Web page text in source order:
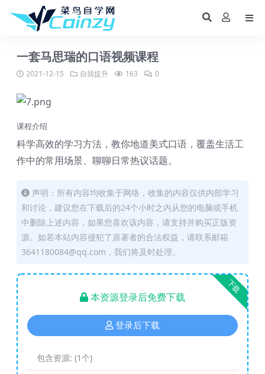
一套马思瑞的口语视频课程
2021-12-15 自我提升 163 0
课程介绍
科学高效的学习方法，教你地道美式口语，覆盖生活工
作中的常用场景、聊聊日常热议话题。
声明：所有内容均收集于网络，收集的内容仅供内部学习
和讨论，建议您在下载后的24个小时之内从您的电脑或手机
中删除上述内容，如果您喜欢该内容，请支持并购买正版资
源。如若本站内容侵犯了原著者的合法权益，请联系邮箱
3641180084@qq.com，我们将及时处理。
下载
本资源登录后免费下载
登录后下载
包含资源: (1个)